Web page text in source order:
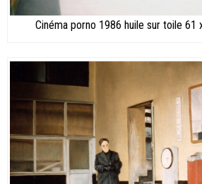
Cinéma porno 1986 huile sur toile 61